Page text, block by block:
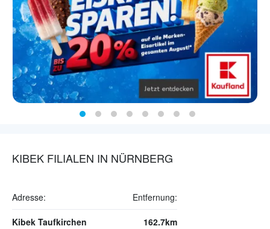
KIBEK FILIALEN IN NÜRNBERG
Adresse: Entfernung:
Kibek Taufkirchen 162.7km